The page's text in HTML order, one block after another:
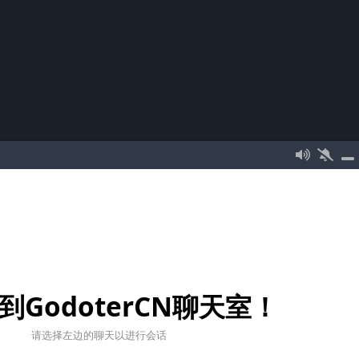
GodoterCN聊天室！
请选择左边的聊天以进行会话